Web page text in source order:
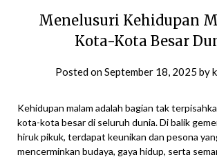
Menelusuri Kehidupan
Kota-Kota Besar
Posted onSeptember 18, 2025 by
Kehidupan malam adalah bagian tak
kota-kota besar di seluruh dunia. Di balik
hiruk pikuk, terdapat keunikan dan pesona
mencerminkan budaya, gaya hidup, serta